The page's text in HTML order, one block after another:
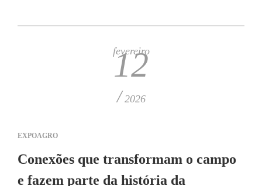
fevereiro
12
/ 2026
EXPOAGRO
Conexões que transformam o campo
e fazem parte da história da